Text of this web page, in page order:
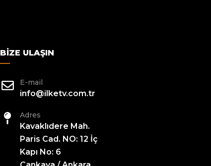
BIZE ULAŞIN
E-mail
info@ilketv.com.tr
Adres
Kavaklıdere Mah.
Paris Cad. NO: 12 İç
Kapı No: 6